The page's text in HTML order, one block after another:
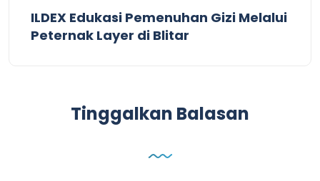
ILDEX Edukasi Pemenuhan Gizi Melalui
Peternak Layer di Blitar
Tinggalkan Balasan